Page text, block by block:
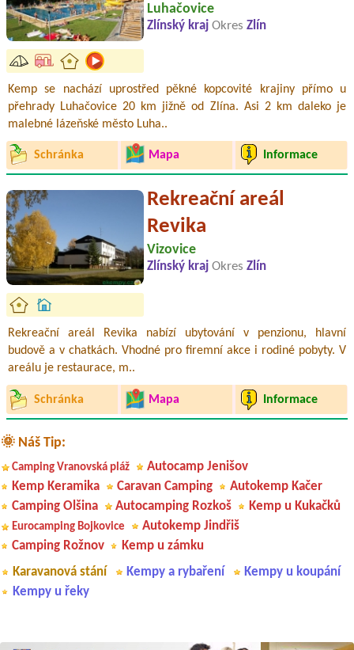
Luhačovice
Zlínský kraj Okres Zlín
Kemp se nachází uprostřed pěkné kopcovité krajiny přímo u
přehrady Luhačovice 20 km jižně od Zlína. Asi 2 km daleko je
malebné lázeňské město Luha..
Schránka Mapa Informace
Rekreační areál
Revika
Vizovice
Zlínský kraj Okres Zlín
Rekreační areál Revika nabízí ubytování v penzionu, hlavní
budově a v chatkách. Vhodné pro firemní akce i rodiné pobyty. V
areálu je restaurace, m..
Schránka Mapa Informace
🌞 Náš Tip:
Camping Vranovská pláž
Autocamp Jenišov
Kemp Keramika
Caravan Camping
Autokemp Kačer
Camping Olšina
Autocamping Rozkoš Kemp u Kukačků
Eurocamping Bojkovice
Autokemp Jindřiš
Camping Rožnov
Kemp u zámku
Karavanová stání
Kempy a rybaření
Kempy u koupání
Kempy u řeky